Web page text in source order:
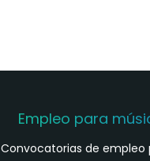
Empleo para
Convocatorias de empleo